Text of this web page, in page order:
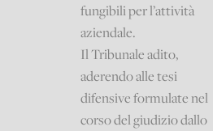
fungibili per l’attività
aziendale.
Il Tribunale adito,
aderendo alle tesi
difensive formulate nel
corso del giudizio dallo